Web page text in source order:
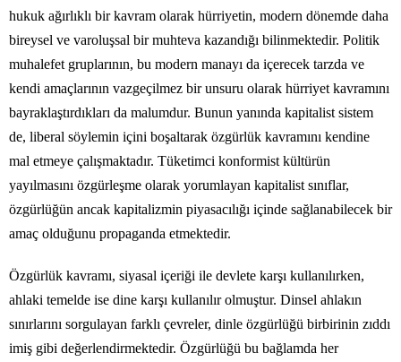
hukuk ağırlıklı bir kavram olarak hürriyetin, modern dönemde daha
bireysel ve varoluşsal bir muhteva kazandığı bilinmektedir. Politik
muhalefet gruplarının, bu modern manayı da içerecek tarzda ve
kendi amaçlarının vazgeçilmez bir unsuru olarak hürriyet kavramını
bayraklaştırdıkları da malumdur. Bunun yanında kapitalist sistem
de, liberal söylemin içini boşaltarak özgürlük kavramını kendine
mal etmeye çalışmaktadır. Tüketimci konformist kültürün
yayılmasını özgürleşme olarak yorumlayan kapitalist sınıflar,
özgürlüğün ancak kapitalizmin piyasacılığı içinde sağlanabilecek bir
amaç olduğunu propaganda etmektedir.
Özgürlük kavramı, siyasal içeriği ile devlete karşı kullanılırken,
ahlaki temelde ise dine karşı kullanılır olmuştur. Dinsel ahlakın
sınırlarını sorgulayan farklı çevreler, dinle özgürlüğü birbirinin zıddı
imiş gibi değerlendirmektedir. Özgürlüğü bu bağlamda her